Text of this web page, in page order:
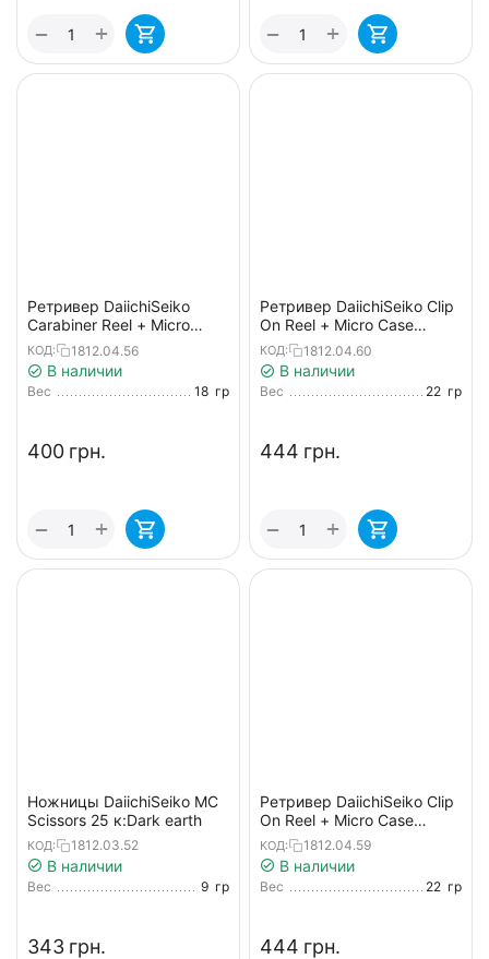
+
− +
−
Ретривер DaiichiSeiko
Carabiner Reel + Micro
Case к:foliage green
КОД: 1812.04.56
В наличии
Вес 18 гр
‍400‍ грн.
+
−
Ретривер DaiichiSeiko Clip
On Reel + Micro Case
к:dark earth
КОД: 1812.04.60
В наличии
Вес 22 гр
‍444‍ грн.
+
−
Ножницы DaiichiSeiko MC
Scissors 25 к:Dark earth
КОД: 1812.03.52
В наличии
Вес 9 гр
‍343‍ грн.
Ретривер DaiichiSeiko Clip
On Reel + Micro Case
к:foliage green
КОД: 1812.04.59
В наличии
Вес 22 гр
‍444‍ грн.